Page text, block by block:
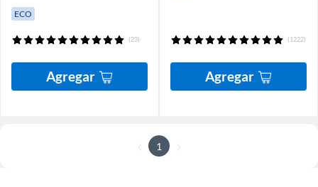
ECO
(23)
Agregar
(1222)
Agregar
1